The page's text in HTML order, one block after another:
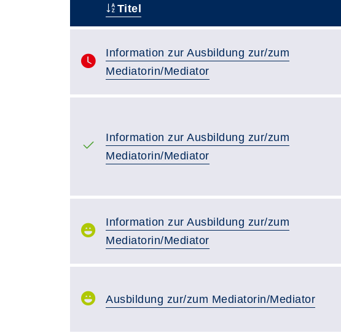
Titel
Information zur Ausbildung zur/zum
Mediatorin/Mediator
Information zur Ausbildung zur/zum
Mediatorin/Mediator
Information zur Ausbildung zur/zum
Mediatorin/Mediator
Ausbildung zur/zum Mediatorin/Mediator